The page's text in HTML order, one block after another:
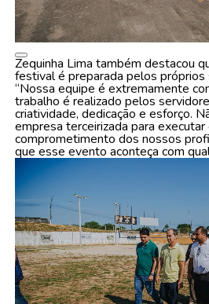
Zequinha Lima também destacou
festival é preparada pelos próprios
“Nossa equipe é extremamente
trabalho é realizado pelos
criatividade, dedicação e esforço.
empresa terceirizada para
comprometimento dos nossos
que esse evento aconteça com